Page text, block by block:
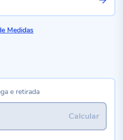
Medidas
e retirada
Calcular